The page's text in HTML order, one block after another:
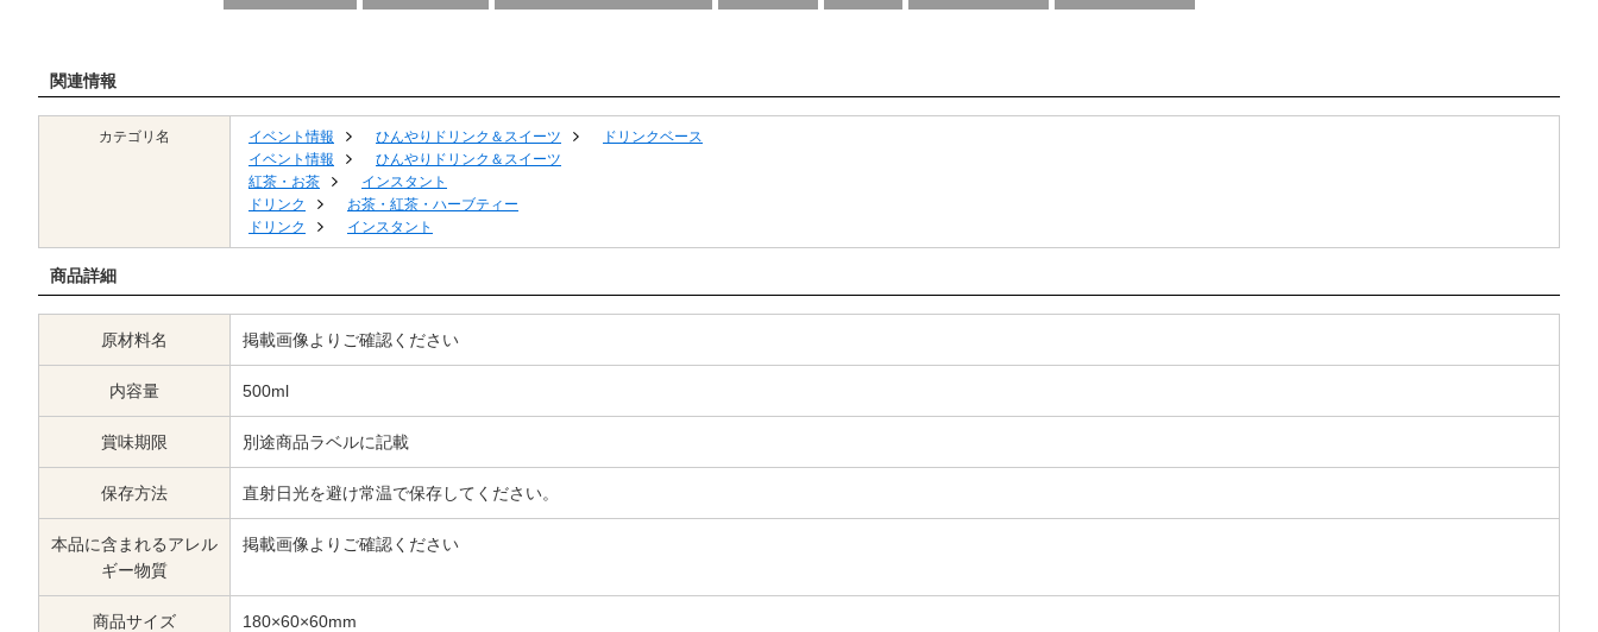
関連情報
カテゴリ名 イベント情報 ひんやりドリンク＆スイーツ
ドリンクベース
イベント情報
ひんやりドリンク＆スイーツ
紅茶・お茶
インスタント
ドリンク
お茶・紅茶・ハーブティー
ドリンク
インスタント
商品詳細
原材料名 掲載画像よりご確認ください
内容量 500ml
賞味期限 別途商品ラベルに記載
保存方法 直射日光を避け常温で保存してください。
本品に含まれるアレル
ギー物質
掲載画像よりご確認ください
商品サイズ 180×60×60mm